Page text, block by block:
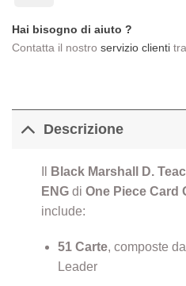
Hai bisogno di aiuto ?
Contatta il nostro servizio clienti
Descrizione
Black Marshall D.
ENGdi One Piece Card
include:
51 Carte, composte
Leader